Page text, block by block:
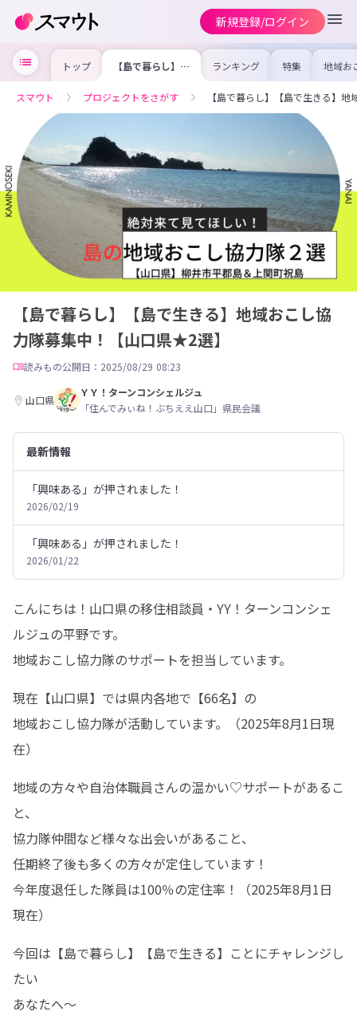
新規登録/ログイン
トップ 【島で暮らし】
【島で生きる】地
集中！【山口県
★2選】
ランキング 特集 地域お
の求
を集め
事内容
を比較
スマウト プロジェクトをさがす 【島で暮らし】【島で生きる】
【島で暮らし】【島で生きる】地域おこし協
力隊募集中！【山口県★2選】
読みもの公開日：2025/08/29 08:23
山口県
ＹＹ！ターンコンシェルジュ
「住んでみぃね！ぶちええ山口」県民会議
最新情報
「興味ある」が押されました！
2026/02/19
「興味ある」が押されました！
2026/01/22
こんにちは！山口県の移住相談員・YY！ターンコンシェ
ルジュの平野です。
地域おこし協力隊のサポートを担当しています。
現在【山口県】では県内各地で【66名】の
地域おこし協力隊が活動しています。（2025年8月1日現
在）
地域の方々や自治体職員さんの温かい♡サポートがあるこ
と、
協力隊仲間など様々な出会いがあること、
任期終了後も多くの方々が定住しています！
今年度退任した隊員は100％の定住率！（2025年8月1日
現在）
今回は【島で暮らし】【島で生きる】ことにチャレンジし
たい
あなたへ～